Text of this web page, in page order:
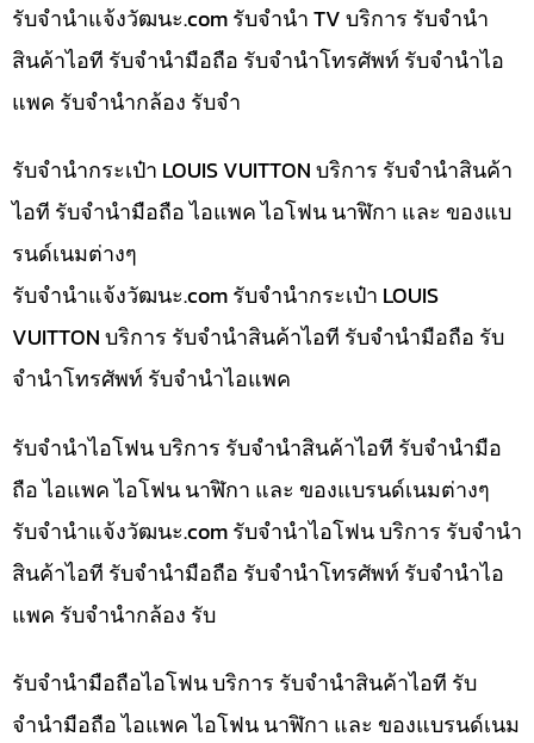
รับจํานําแจ้งวัฒนะ.com รับจำนำ TV บริการ รับจำนำ
สินค้าไอที รับจำนำมือถือ รับจำนำโทรศัพท์ รับจำนำไอ
แพค รับจำนำกล้อง รับจำ
รับจำนำกระเป๋า LOUIS VUITTON บริการ รับจำนำสินค้า
ไอที รับจำนำมือถือ ไอแพค ไอโฟน นาฬิกา และ ของแบ
รนด์เนมต่างๆ
รับจํานําแจ้งวัฒนะ.com รับจำนำกระเป๋า LOUIS
VUITTON บริการ รับจำนำสินค้าไอที รับจำนำมือถือ รับ
จำนำโทรศัพท์ รับจำนำไอแพค
รับจำนำไอโฟน บริการ รับจำนำสินค้าไอที รับจำนำมือ
ถือ ไอแพค ไอโฟน นาฬิกา และ ของแบรนด์เนมต่างๆ
รับจํานําแจ้งวัฒนะ.com รับจำนำไอโฟน บริการ รับจำนำ
สินค้าไอที รับจำนำมือถือ รับจำนำโทรศัพท์ รับจำนำไอ
แพค รับจำนำกล้อง รับ
รับจำนำมือถือไอโฟน บริการ รับจำนำสินค้าไอที รับ
จำนำมือถือ ไอแพค ไอโฟน นาฬิกา และ ของแบรนด์เนม